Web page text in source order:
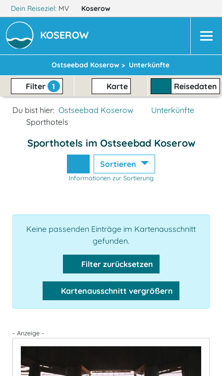
Dein Reiseziel: MV Koserow
KOSEROW
Ostseebad Koserow > Unterkünfte
Filter 1 Karte Reisedaten
Du bist hier: Ostseebad Koserow
Unterkünfte
Sporthotels
Sporthotels im Ostseebad Koserow
Sortieren
Informationen zur Sortierung
Keine passenden Einträge im Kartenausschnitt
gefunden.
Filter zurücksetzen
Kartenausschnitt vergrößern
- Anzeige -